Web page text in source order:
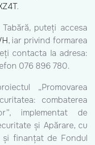
.
puteți accesa
, iar privind formarea
contacta la adresa:
076 896 780.
„Promovarea
combaterea
implementat de
și Apărare, cu
și finanțat de Fondul